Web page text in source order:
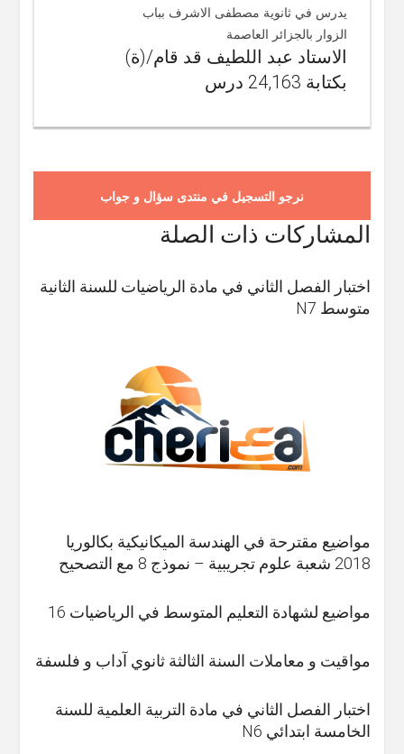
يدرس في ثانوية مصطفى الاشرف بباب
الزوار بالجزائر العاصمة
الاستاد عبد اللطيف قد قام/(ة)
بكتابة 24,163 درس
نرجو التسجيل في منتدى سؤال و جواب
المشاركات ذات الصلة
اختبار الفصل الثاني في مادة الرياضيات للسنة الثانية
متوسط N7
مواضيع مقترحة في الهندسة الميكانيكية بكالوريا
2018 شعبة علوم تجريبية – نموذج 8 مع التصحيح
مواضيع لشهادة التعليم المتوسط في الرياضيات 16
مواقيت و معاملات السنة الثالثة ثانوي آداب و فلسفة
اختبار الفصل الثاني في مادة التربية العلمية للسنة
الخامسة ابتدائي N6